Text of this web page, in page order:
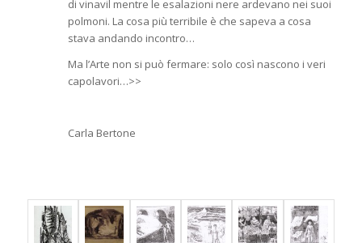
di vinavil mentre le esalazioni nere ardevano nei suoi
polmoni. La cosa più terribile è che sapeva a cosa
stava andando incontro…
Ma l’Arte non si può fermare: solo così nascono i veri
capolavori…>>
Carla Bertone